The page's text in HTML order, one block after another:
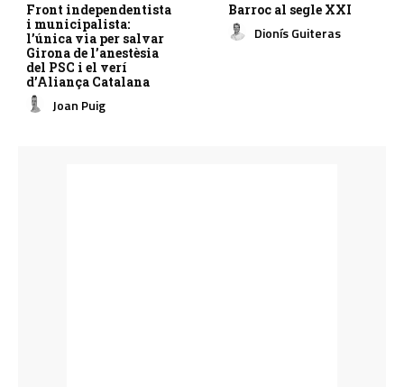
Front independentista
i municipalista:
l’única via per salvar
Girona de l’anestèsia
del PSC i el verí
d’Aliança Catalana
Joan Puig
Barroc al segle XXI
Dionís Guiteras